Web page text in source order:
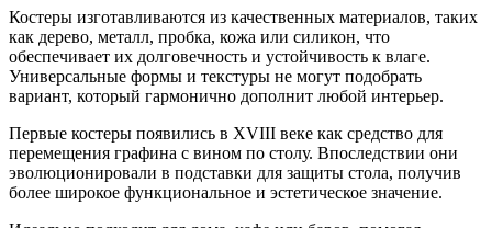
Костеры изготавливаются из качественных материалов, таких
как дерево, металл, пробка, кожа или силикон, что
обеспечивает их долговечность и устойчивость к влаге.
Универсальные формы и текстуры не могут подобрать
вариант, который гармонично дополнит любой интерьер.
Первые костеры появились в XVIII веке как средство для
перемещения графина с вином по столу. Впоследствии они
эволюционировали в подставки для защиты стола, получив
более широкое функциональное и эстетическое значение.